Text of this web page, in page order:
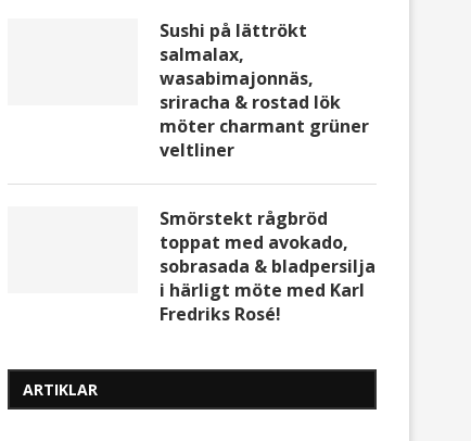
Sushi på lättrökt
salmalax,
wasabimajonnäs,
sriracha & rostad lök
möter charmant grüner
veltliner
Smörstekt rågbröd
toppat med avokado,
sobrasada & bladpersilja
i härligt möte med Karl
Fredriks Rosé!
ARTIKLAR